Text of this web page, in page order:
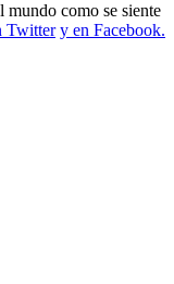
como se siente
Twitter y en Facebook.